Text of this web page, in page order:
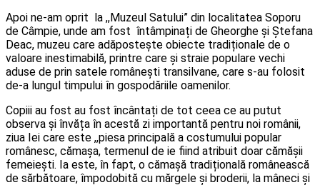
Apoi ne-am oprit la ,,Muzeul Satului” din localitatea Soporu
de Câmpie, unde am fost întâmpinați de Gheorghe și Ștefana
Deac, muzeu care adăpostește obiecte tradiționale de o
valoare inestimabilă, printre care și straie populare vechi
aduse de prin satele românești transilvane, care s-au folosit
de-a lungul timpului în gospodăriile oamenilor.
Copiii au fost au fost încântați de tot ceea ce au putut
observa și învăța în acestă zi importantă pentru noi românii,
ziua Iei care este ,,piesa principală a costumului popular
românesc, cămașa, termenul de ie fiind atribuit doar cămășii
femeiești. Ia este, în fapt, o cămașă tradițională românească
de sărbătoare, împodobită cu mărgele și broderii, la mâneci și